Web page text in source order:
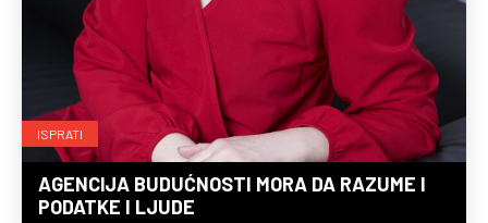
ISPRATI
AGENCIJA BUDUĆNOSTI MORA DA RAZUME I
PODATKE I LJUDE